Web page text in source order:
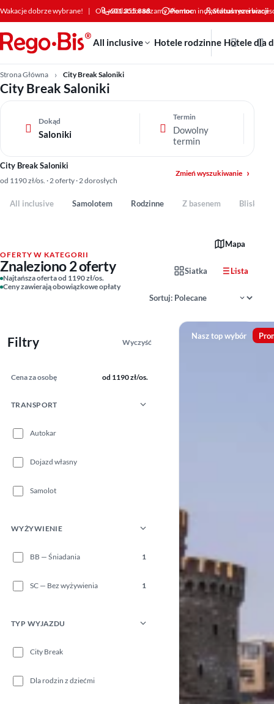
Przejdź do treści
Wakacje dobrze wybrane! | Od +30 lat doradzamy klientom indywidualnym i
601 355 888 Pomoc Status rezerwacji
All inclusive Hotele rodzinne Hotele dla
Strona Główna City Break Saloniki
City Break Saloniki
Dokąd
Saloniki
Termin
Dowolny
termin
City Break Saloniki
od 1190 zł/os. · 2 oferty · 2 dorosłych
Zmień wyszukiwanie
All inclusive Samolotem Rodzinne Z basenem Blisko
OFERTY W KATEGORII
Znaleziono 2 oferty
Najtańsza oferta od 1190 zł/os.
Ceny zawierają obowiązkowe opłaty
Mapa
Siatka Lista
Filtry Wyczyść
Cena za osobę od 1190 zł/os.
TRANSPORT
Autokar
Dojazd własny
Samolot
WYŻYWIENIE
BB — Śniadania 1
SC — Bez wyżywienia 1
TYP WYJAZDU
City Break
Dla rodzin z dziećmi
Nasz top wybór